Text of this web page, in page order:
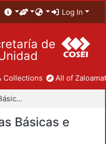
Log In
de
Collections All of
División de Ciencias Básicas e Ingeniería
Básicas e